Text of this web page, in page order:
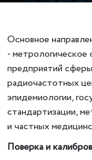
Основное
- метрологическое
предприятий
радиочастотных
эпидемиологии,
стандартизации,
и частных
Поверка и